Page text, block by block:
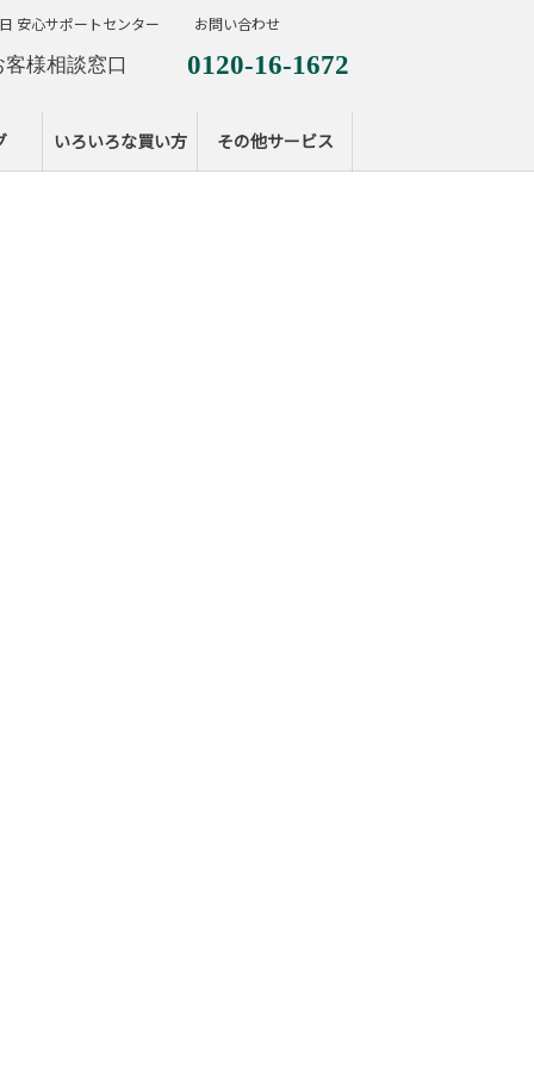
様相談窓口 0120-16-1672
いろいろな買い方 その他サービス
安心サポートセンター お問い合わせ